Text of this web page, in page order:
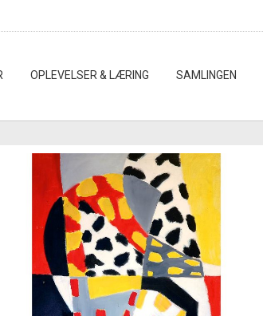
OPLEVELSER & LÆRING SAMLINGEN